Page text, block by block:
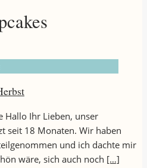
Hallo Ihr Lieben, unser
seit 18 Monaten. Wir haben
und ich dachte mir
wäre, sich auch noch […]